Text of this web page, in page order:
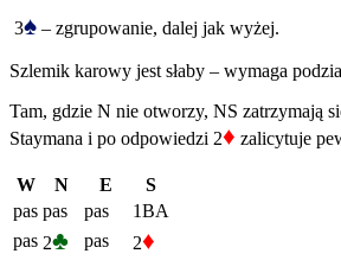
3♠ – zgrupowanie, dalej jak wyżej.
Szlemik karowy jest słaby – wymaga
Tam, gdzie N nie otworzy, NS zatrzymają
Staymana i po odpowiedzi 2♦ zalicytuje
W N E
S
pas pas pas
1BA
pas 2♣ pas 2♦